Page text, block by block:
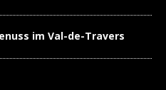
im Val-de-Travers